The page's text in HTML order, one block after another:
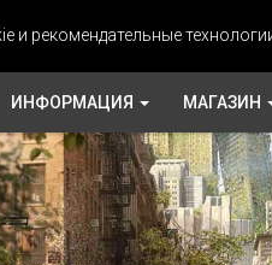
рекомендательные
ИНФОРМАЦИЯ МАГАЗИН